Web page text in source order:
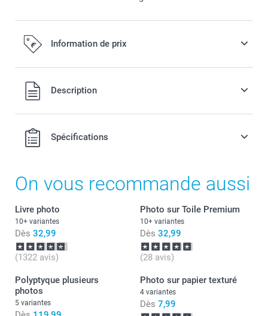
Information de prix
Tous les prix sont en EURO (€), TVA incluse et hors frais de
port.
Description
Spécifications
Quel est le format exact des toiles de ma composition ?
On vous recommande aussi
Livre photo
10+ variantes
Dès 32,99
(1322 avis)
Photo sur Toile Premium
10+ variantes
Dès 32,99
(28 avis)
Polyptyque plusieurs
photos
5 variantes
Photo sur papier texturé
4 variantes
Dès 7,99